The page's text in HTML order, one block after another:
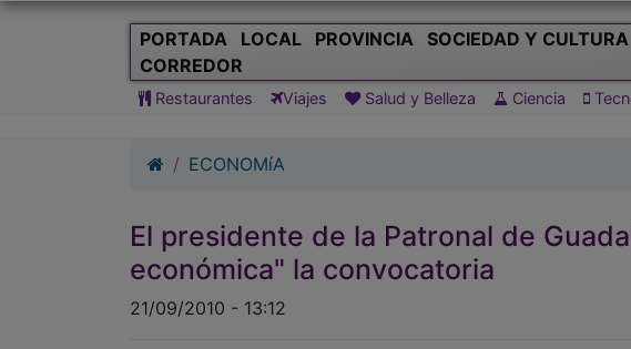
PORTADA LOCAL PROVINCIA SOCIEDAD Y CULTURA
CORREDOR
Restaurantes Viajes Salud y Belleza Ciencia
ECONOMíA
El presidente de la Patronal de
económica" la convocatoria
21/09/2010 - 13:12